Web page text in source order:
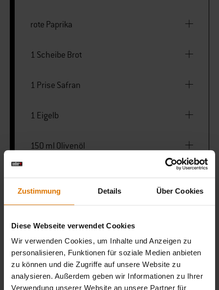
Zustimmung Details Über Cookies
Diese Webseite verwendet Cookies
Wir verwenden Cookies, um Inhalte und Anzeigen zu
personalisieren, Funktionen für soziale Medien anbieten
zu können und die Zugriffe auf unsere Website zu
analysieren. Außerdem geben wir Informationen zu Ihrer
Verwendung unserer Website an unsere Partner für
rote Paprika
1 Scheibe Brot
1 Prise Safran
1 Eigelb
150 ml Olivenöl
Salz und schwarzer Pfeffer
1 Baguette
Olivenöl zum Bestreichen
2-in-1 Dutch Oven